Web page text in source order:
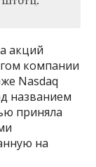
акций
компании
Nasdaq
названием
приняла
на